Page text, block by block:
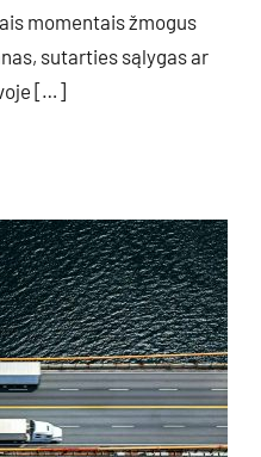
momentais žmogus
sutarties sąlygas ar
[…]